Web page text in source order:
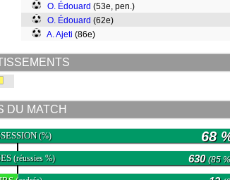
O. Édouard (53e, pen.)
O. Édouard (62e)
A. Ajeti (86e)
DU MATCH
(%) 68
(réussies %) 630(85